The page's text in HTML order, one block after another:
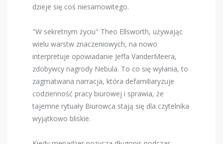
dzieje się coś niesamowitego.
"W sekretnym życiu" Theo Ellsworth, używając
wielu warstw znaczeniowych, na nowo
interpretuje opowiadanie Jeffa VanderMeera,
zdobywcy nagrody Nebula. To co się wyłania, to
zagmatwana narracja, która defamiliaryzuje
codzienność pracy biurowej i sprawia, że ​​
tajemne rytuały Biurowca stają się dla czytelnika
wyjątkowo bliskie.